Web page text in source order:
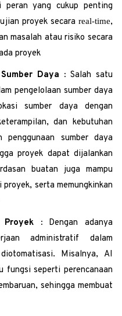
peran yang cukup penting
proyeksecarareal-time,
masalah atau risiko secara
proyek
Daya : Salah satu
pengelolaan sumber daya
sumber daya dengan
dan kebutuhan
penggunaan sumber daya
proyek dapat dijalankan
buatan juga mampu
serta memungkinkan
Proyek :Dengan adanya
administratif dalam
Misalnya, AI
fungsi seperti perencanaan
sehingga membuat